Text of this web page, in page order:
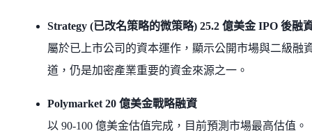
Strategy (已改名策略的微策略) 25.2 億美金 IPO 後融
屬於已上市公司的資本運作，顯示公開市場與二級融
道，仍是加密產業重要的資金來源之一。
Polymarket 20 億美金戰略融資
以 90-100 億美金估值完成，目前預測市場最高估值。